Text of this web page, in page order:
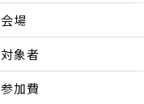
会場
対象者
参加費